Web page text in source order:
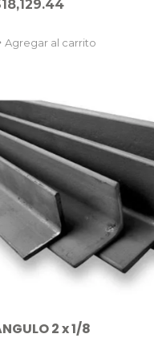
18,129.44
Agregar al carrito
2 x 1/8